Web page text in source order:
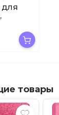
товары